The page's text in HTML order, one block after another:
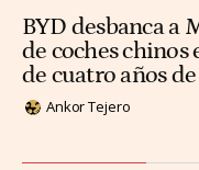
BYD desbanca a
de coches chinos
de cuatro años
Ankor Tejero